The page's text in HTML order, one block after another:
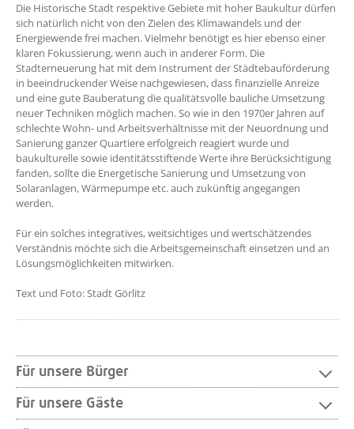
Die Historische Stadt respektive Gebiete mit hoher Baukultur dürfen
sich natürlich nicht von den Zielen des Klimawandels und der
Energiewende frei machen. Vielmehr benötigt es hier ebenso einer
klaren Fokussierung, wenn auch in anderer Form. Die
Stadterneuerung hat mit dem Instrument der Städtebauförderung
in beeindruckender Weise nachgewiesen, dass finanzielle Anreize
und eine gute Bauberatung die qualitätsvolle bauliche Umsetzung
neuer Techniken möglich machen. So wie in den 1970er Jahren auf
schlechte Wohn- und Arbeitsverhältnisse mit der Neuordnung und
Sanierung ganzer Quartiere erfolgreich reagiert wurde und
baukulturelle sowie identitätsstiftende Werte ihre Berücksichtigung
fanden, sollte die Energetische Sanierung und Umsetzung von
Solaranlagen, Wärmepumpe etc. auch zukünftig angegangen
werden.
Für ein solches integratives, weitsichtiges und wertschätzendes
Verständnis möchte sich die Arbeitsgemeinschaft einsetzen und an
Lösungsmöglichkeiten mitwirken.
Text und Foto: Stadt Görlitz
Für unsere Bürger
Für unsere Gäste